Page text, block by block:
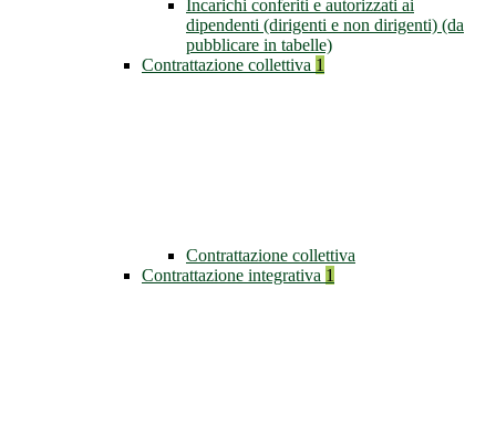
Incarichi conferiti e autorizzati ai
dipendenti (dirigenti e non dirigenti) (da
pubblicare in tabelle)
Contrattazione collettiva 1
Contrattazione collettiva
Contrattazione integrativa 1